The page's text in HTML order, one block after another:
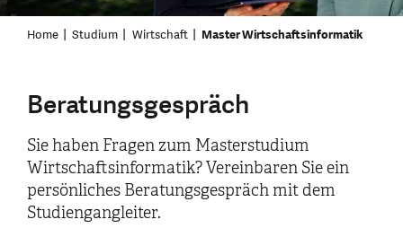
Home Studium Wirtschaft Master Wirtschaftsinformatik
Beratungsgespräch
Sie haben Fragen zum Masterstudium
Wirtschaftsinformatik? Vereinbaren Sie ein
persönliches Beratungsgespräch mit dem
Studiengangleiter.